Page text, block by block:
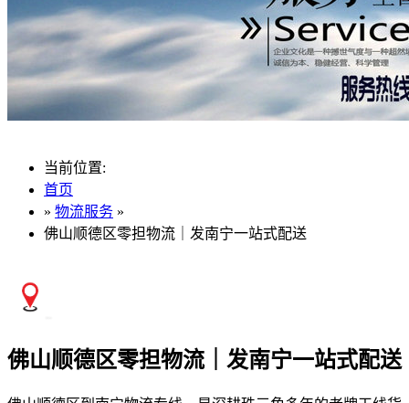
当前位置:
首页
» 物流服务 »
佛山顺德区零担物流｜发南宁一站式配送
佛山顺德区零担物流｜发南宁一站式配送